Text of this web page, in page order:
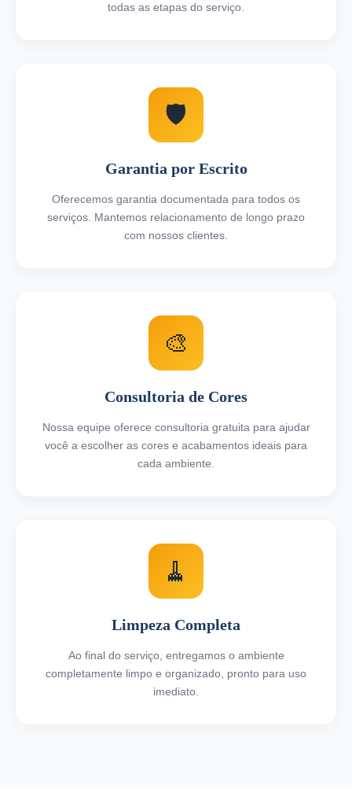
todas as etapas do serviço.
🛡️
Garantia por Escrito
Oferecemos garantia documentada para todos os
serviços. Mantemos relacionamento de longo prazo
com nossos clientes.
🎨
Consultoria de Cores
Nossa equipe oferece consultoria gratuita para ajudar
você a escolher as cores e acabamentos ideais para
cada ambiente.
🧹
Limpeza Completa
Ao final do serviço, entregamos o ambiente
completamente limpo e organizado, pronto para uso
imediato.